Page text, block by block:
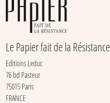
Le Papier fait de la Résistance
Editions Leduc
76 bd Pasteur
75015 Paris
FRANCE